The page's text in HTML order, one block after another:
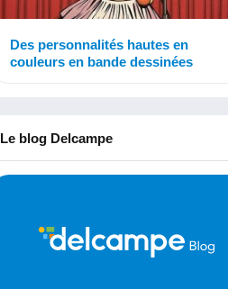
Des personnalités hautes en
couleurs en bande dessinées
Le blog Delcampe